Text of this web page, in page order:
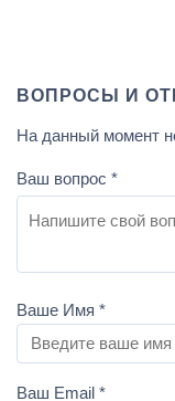
ВОПРОСЫ И
На данный момент
Ваш вопрос *
Ваше Имя *
Ваш Email *